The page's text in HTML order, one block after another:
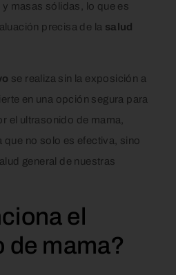
y masas sólidas, lo que es
precisa de la salud
se realiza sin la exposición a
en una opción segura para
el ultrasonido de mama,
no solo es efectiva, sino
general de nuestras
el
de mama?